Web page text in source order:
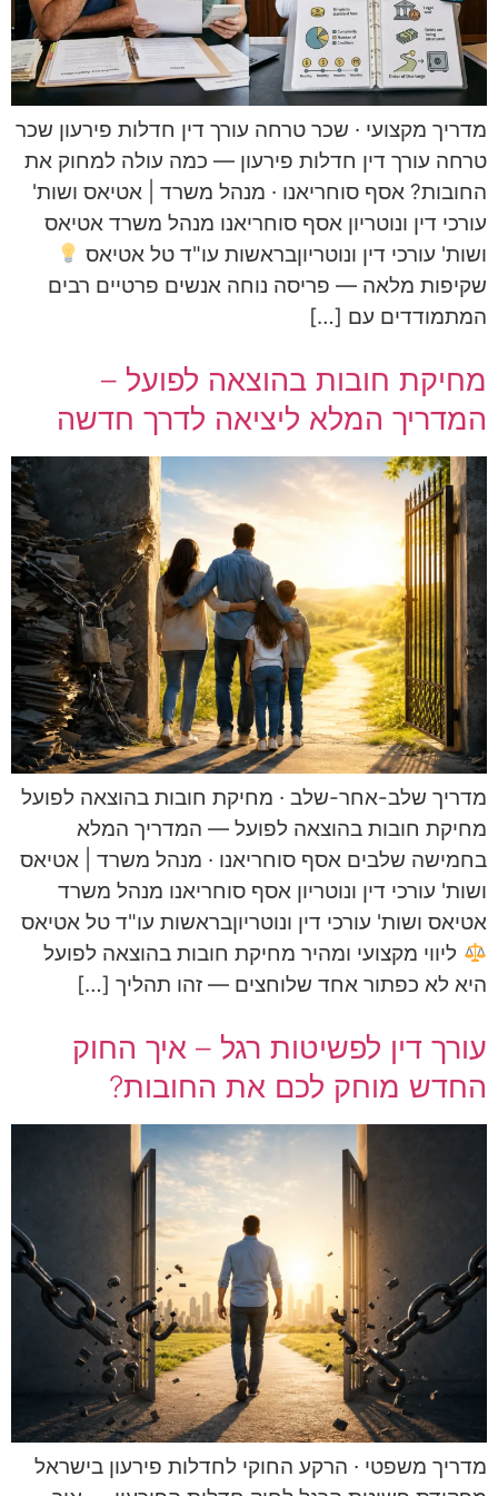
מדריך מקצועי · שכר טרחה עורך דין חדלות פירעון שכר
טרחה עורך דין חדלות פירעון — כמה עולה למחוק את
החובות? אסף סוחריאנו · מנהל משרד | אטיאס ושות'
עורכי דין ונוטריון אסף סוחריאנו מנהל משרד אטיאס
ושות' עורכי דין ונוטריוןבראשות עו"ד טל אטיאס
שקיפות מלאה — פריסה נוחה אנשים פרטיים רבים
המתמודדים עם […]
מחיקת חובות בהוצאה לפועל –
המדריך המלא ליציאה לדרך חדשה
מדריך שלב-אחר-שלב · מחיקת חובות בהוצאה לפועל
מחיקת חובות בהוצאה לפועל — המדריך המלא
בחמישה שלבים אסף סוחריאנו · מנהל משרד | אטיאס
ושות' עורכי דין ונוטריון אסף סוחריאנו מנהל משרד
אטיאס ושות' עורכי דין ונוטריוןבראשות עו"ד טל אטיאס
ליווי מקצועי ומהיר מחיקת חובות בהוצאה לפועל
היא לא כפתור אחד שלוחצים — זהו תהליך […]
עורך דין לפשיטות רגל – איך החוק
החדש מוחק לכם את החובות?
מדריך משפטי · הרקע החוקי לחדלות פירעון בישראל